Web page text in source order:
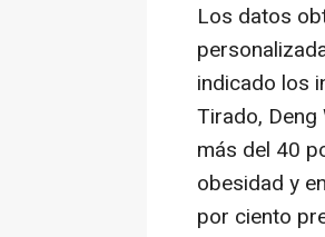
Los datos
indicado los
Tirado, Deng
más del 40
obesidad y
por ciento